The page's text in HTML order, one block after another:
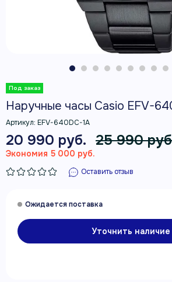
Наручные часы Casio EFV-
Артикул: EFV-640DC-1A
20 990 руб. 25 990
Экономия 5 000 руб.
Оставить отзыв
Уточнить наличие